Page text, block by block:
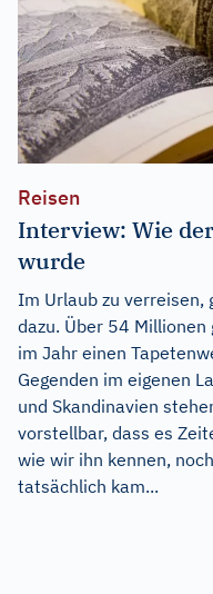
Reisen
Interview: Wie
wurde
Im Urlaub zu verreisen,
dazu. Über 54
im Jahr einen
Gegenden im eigenen
und Skandinavien
vorstellbar, dass es
wie wir ihn kennen,
tatsächlich kam...